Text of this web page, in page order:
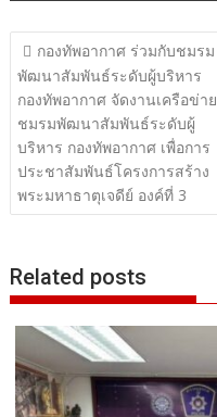
แนะแนว
เรื่อง
กองทัพอากาศ ร่วมกับชมรม
พัฒนาสัมพันธ์ระดับผู้บริหาร
กองทัพอากาศ จัดงานเครือข่าย
ชมรมพัฒนาสัมพันธ์ระดับผู้
บริหาร กองทัพอากาศ เพื่อการ
ประชาสัมพันธ์โครงการสร้าง
พระมหาธาตุเจดีย์ องค์ที่ 3
Related posts